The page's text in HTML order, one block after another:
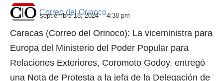
Correo del Orinoco
septiembre 18, 2024 4:38 pm
Caracas (Correo del Orinoco): La viceministra para
Europa del Ministerio del Poder Popular para
Relaciones Exteriores, Coromoto Godoy, entregó
una Nota de Protesta a la jefa de la Delegación de